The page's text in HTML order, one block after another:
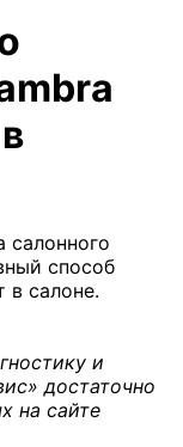
салонного
способ
в салоне.
и
достаточно
на сайте